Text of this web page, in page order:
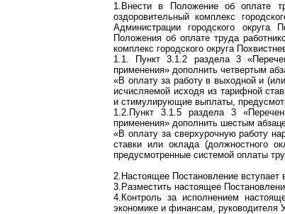
1.Внести в Положение об оплате
оздоровительный комплекс
Администрации городского
Положения об оплате труда
комплекс городского округа
1.1. Пункт 3.1.2 раздела 3
применения» дополнить четвертым
«В оплату за работу в выходной и
исчисляемой исходя из тарифной
и стимулирующие выплаты,
1.2.Пункт 3.1.5 раздела 3
применения» дополнить шестым
«В оплату за сверхурочную работу
ставки или оклада (должностного
предусмотренные системой оплаты
2.Настоящее Постановление вступает
3.Разместить настоящее
4.Контроль за исполнением
экономике и финансам,